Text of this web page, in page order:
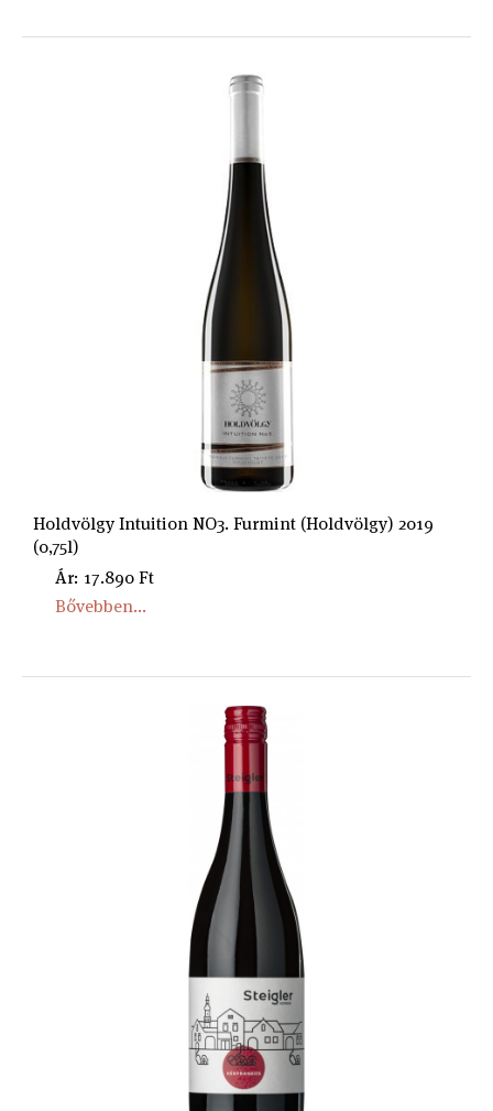
Holdvölgy Intuition NO3. Furmint (Holdvölgy) 2019
(0,75l)
Ár: 17.890 Ft
Bővebben...